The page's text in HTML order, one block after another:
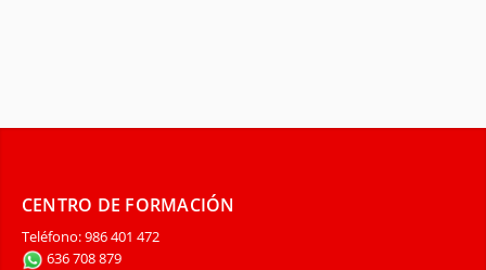
CENTRO DE FORMACIÓN
Teléfono: 986 401 472
636 708 879